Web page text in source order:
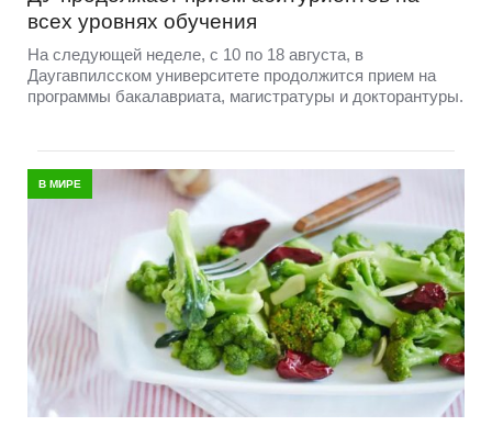
всех уровнях обучения
На следующей неделе, с 10 по 18 августа, в
Даугавпилсском университете продолжится прием на
программы бакалавриата, магистратуры и докторантуры.
В МИРЕ